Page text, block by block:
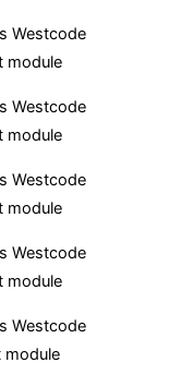
Westcode
module
Westcode
module
Westcode
module
Westcode
module
Westcode
module